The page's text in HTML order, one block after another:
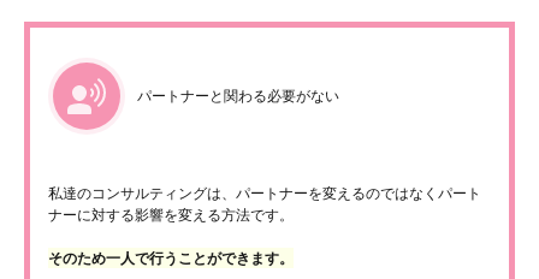
パートナーと関わる必要がない
私達のコンサルティングは、パートナーを変えるのではなくパート
ナーに対する影響を変える方法です。
そのため一人で行うことができます。